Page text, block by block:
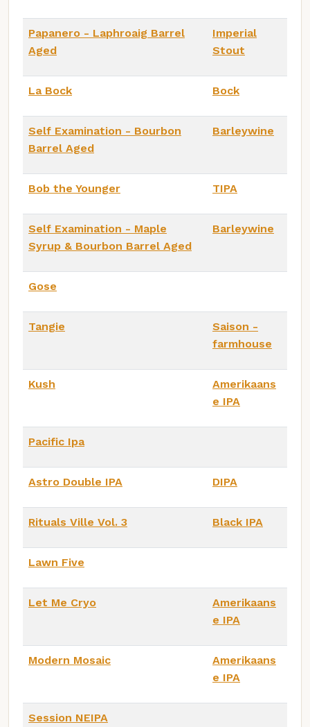
Papanero - Laphroaig Barrel
Aged
Imperial
Stout
La Bock Bock
Self Examination - Bourbon
Barrel Aged
Barleywine
Bob the Younger TIPA
Self Examination - Maple
Syrup & Bourbon Barrel Aged
Barleywine
Gose
Tangie
Saison -
farmhouse
Kush
Amerikaans
e IPA
Pacific Ipa
Astro Double IPA DIPA
Rituals Ville Vol. 3 Black IPA
Lawn Five
Let Me Cryo
Amerikaans
e IPA
Modern Mosaic
Amerikaans
e IPA
Session NEIPA